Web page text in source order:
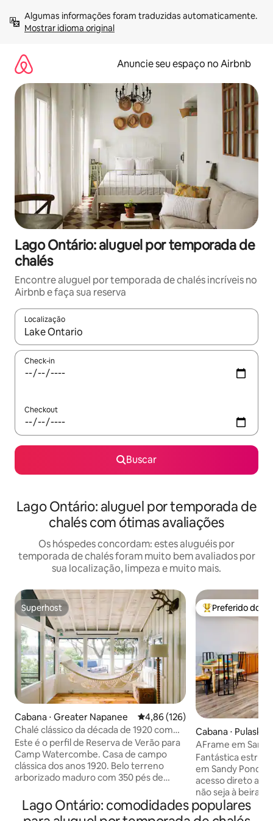
para
Mostrar idioma original
Anuncie seu espaço no Airbnb
Lago Ontário: aluguel por temporada de
chalés
Encontre aluguel por temporada de chalés incríveis no
Airbnb e faça sua reserva
Localização
Quando os resultados estiverem disponíveis, explore-os
Check-in
Checkout
Buscar
Lago Ontário: aluguel por temporada de
chalés com ótimas avaliações
Os hóspedes concordam: estes aluguéis por
temporada de chalés foram muito bem avaliados por
sua localização, limpeza e muito mais.
Superhost
Superhost
Cabana ⋅ Greater Napanee 4,86 de uma avaliação média de
4,86 (126)
Chalé clássico da década de 1920 com
praia
Este é o perfil de Reserva de Verão para
Camp Watercombe. Casa de campo
clássica dos anos 1920. Belo terreno
arborizado maduro com 350 pés de
cães são bem-vindos! À medida que o
sol se põe, pegue uma taça de vinho
Entre os
Preferido dos
Cabana ⋅ Pulaski
AFrame em
sem taxa de
Fantástica
em Sandy Pond,
acesso direto ao
não seja à beira-
fica a poucos
Pond e de um
Lago Ontário: comodidades populares